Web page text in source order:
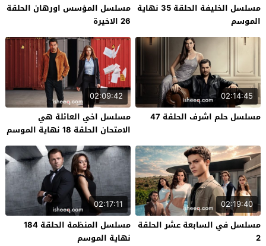
مسلسل الخليفة الحلقة 35 نهاية
الموسم
مسلسل المؤسس اورهان الحلقة
26 الاخيرة
02:14:45
مسلسل حلم اشرف الحلقة 47
02:09:42
مسلسل اخي العائلة هي
الامتحان الحلقة 18 نهاية الموسم
02:19:40
مسلسل في السابعة عشر الحلقة
2
02:17:11
مسلسل المنظمة الحلقة 184
نهاية الموسم